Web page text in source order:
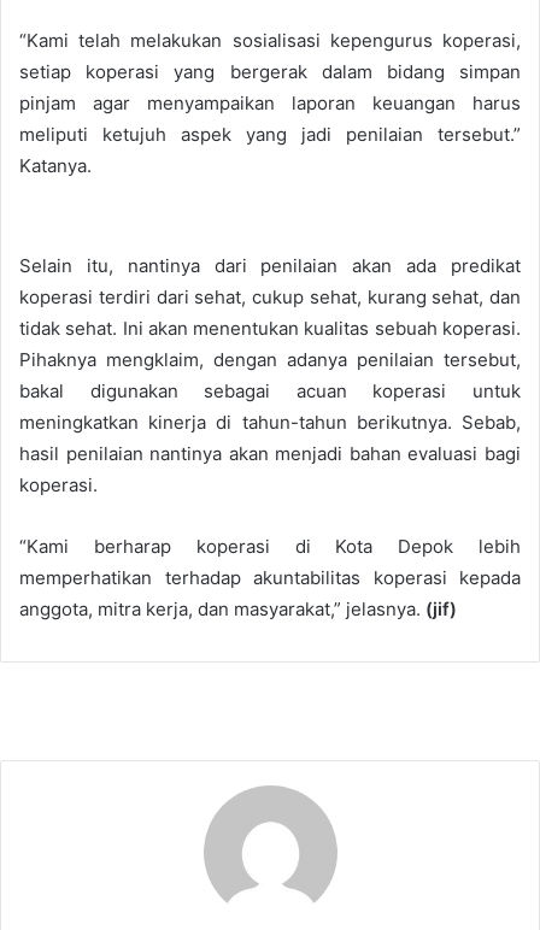
“Kami telah melakukan sosialisasi kepengurus koperasi,
setiap koperasi yang bergerak dalam bidang simpan
pinjam agar menyampaikan laporan keuangan harus
meliputi ketujuh aspek yang jadi penilaian tersebut.”
Katanya.
Selain itu, nantinya dari penilaian akan ada predikat
koperasi terdiri dari sehat, cukup sehat, kurang sehat, dan
tidak sehat. Ini akan menentukan kualitas sebuah koperasi.
Pihaknya mengklaim, dengan adanya penilaian tersebut,
bakal digunakan sebagai acuan koperasi untuk
meningkatkan kinerja di tahun-tahun berikutnya. Sebab,
hasil penilaian nantinya akan menjadi bahan evaluasi bagi
koperasi.
“Kami berharap koperasi di Kota Depok lebih
memperhatikan terhadap akuntabilitas koperasi kepada
anggota, mitra kerja, dan masyarakat,” jelasnya. (jif)